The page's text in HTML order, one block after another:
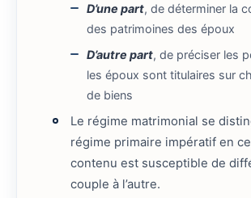
D’une part, de déterminer la
des patrimoines des époux
D’autre part, de préciser les
les époux sont titulaires sur
de biens
Le régime matrimonial se
régime primaire impératif en
contenu est susceptible de
couple à l’autre.